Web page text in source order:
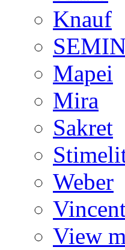
Knauf
Mapei
Mira
Sakret
Weber
View